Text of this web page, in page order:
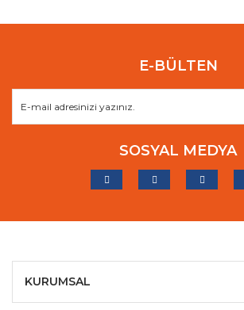
E-BÜLTEN
SOSYAL MEDYA
KURUMSAL